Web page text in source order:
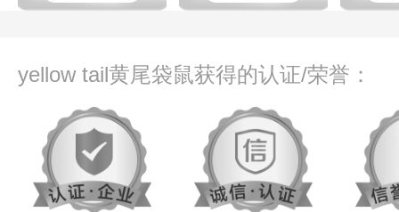
yellow tail黄尾袋鼠获得的认证/荣誉：